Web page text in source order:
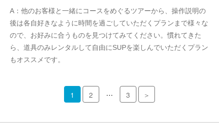
A：他のお客様と一緒にコースをめぐるツアーから、操作説明の
後は各自好きなように時間を過ごしていただくプランまで様々な
ので、お好みに合うものを見つけてみてください。慣れてきた
ら、道具のみレンタルして自由にSUPを楽しんでいただくプラン
もオススメです。
1 2 … 3 ＞